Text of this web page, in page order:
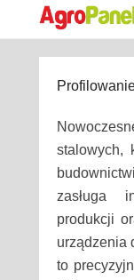
stalowych,
zasługa
produkcji
urządzenia
to